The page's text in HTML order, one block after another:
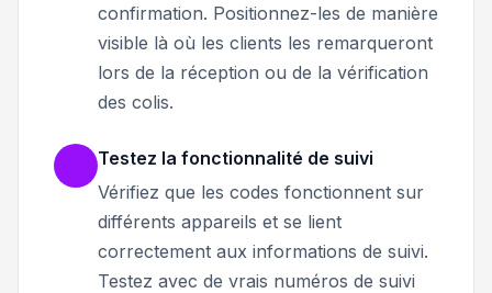
confirmation. Positionnez-les de manière
visible là où les clients les remarqueront
lors de la réception ou de la vérification
des colis.
Testez la fonctionnalité de suivi
Vérifiez que les codes fonctionnent sur
différents appareils et se lient
correctement aux informations de suivi.
Testez avec de vrais numéros de suivi